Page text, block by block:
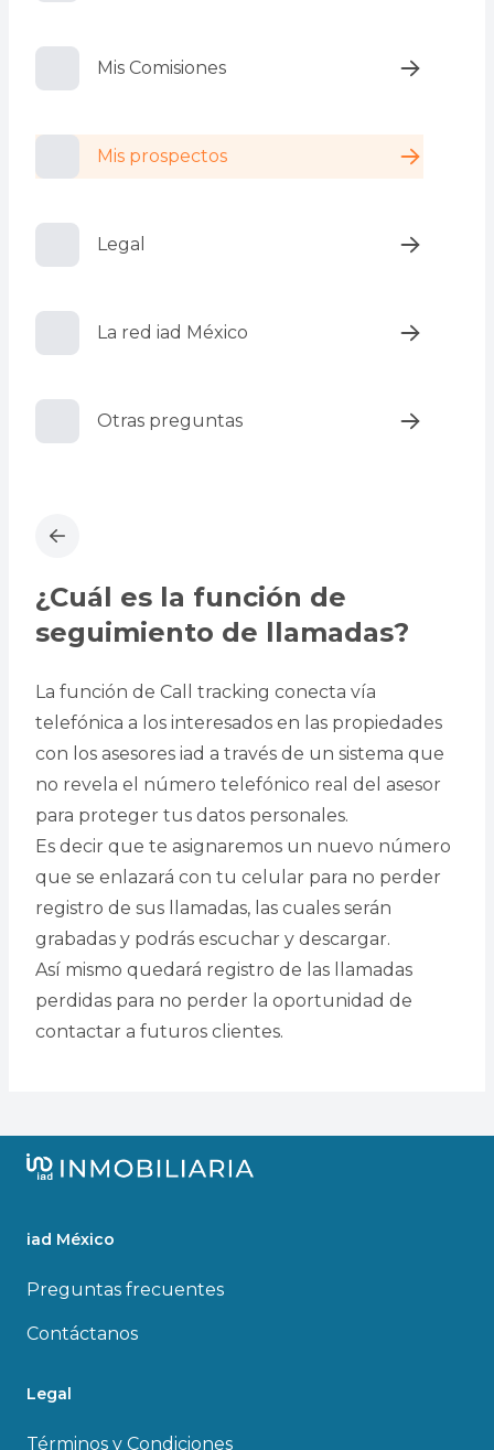
Mis Comisiones
Mis prospectos
Legal
La red iad México
Otras preguntas
¿Cuál es la función de
seguimiento de llamadas?
La función de Call tracking conecta vía
telefónica a los interesados en las propiedades
con los asesores iad a través de un sistema que
no revela el número telefónico real del asesor
para proteger tus datos personales.
Es decir que te asignaremos un nuevo número
que se enlazará con tu celular para no perder
registro de sus llamadas, las cuales serán
grabadas y podrás escuchar y descargar.
Así mismo quedará registro de las llamadas
perdidas para no perder la oportunidad de
contactar a futuros clientes.
iad México
Preguntas frecuentes
Contáctanos
Legal
Términos y Condiciones